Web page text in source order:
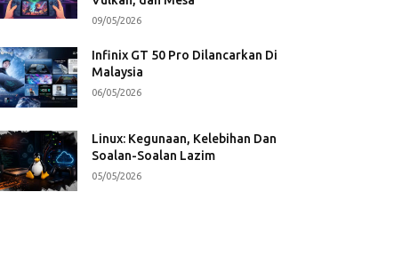
09/05/2026
Infinix GT 50 Pro Dilancarkan Di
Malaysia
06/05/2026
Linux: Kegunaan, Kelebihan Dan
Soalan-Soalan Lazim
05/05/2026